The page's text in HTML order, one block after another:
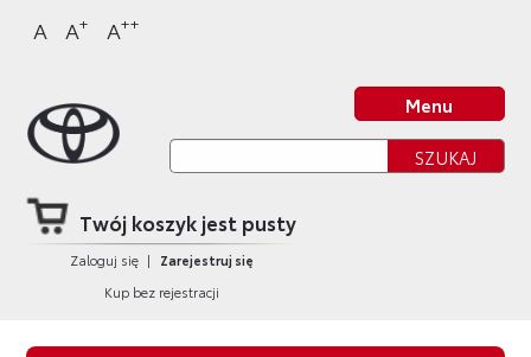
Sklep Toyota
do
nagłówka
do
bocznego
do
głównej
do
stopki
A A+ A++
Menu
Twój koszyk jest pusty
Zaloguj się |
Zarejestruj się
Kup bez rejestracji